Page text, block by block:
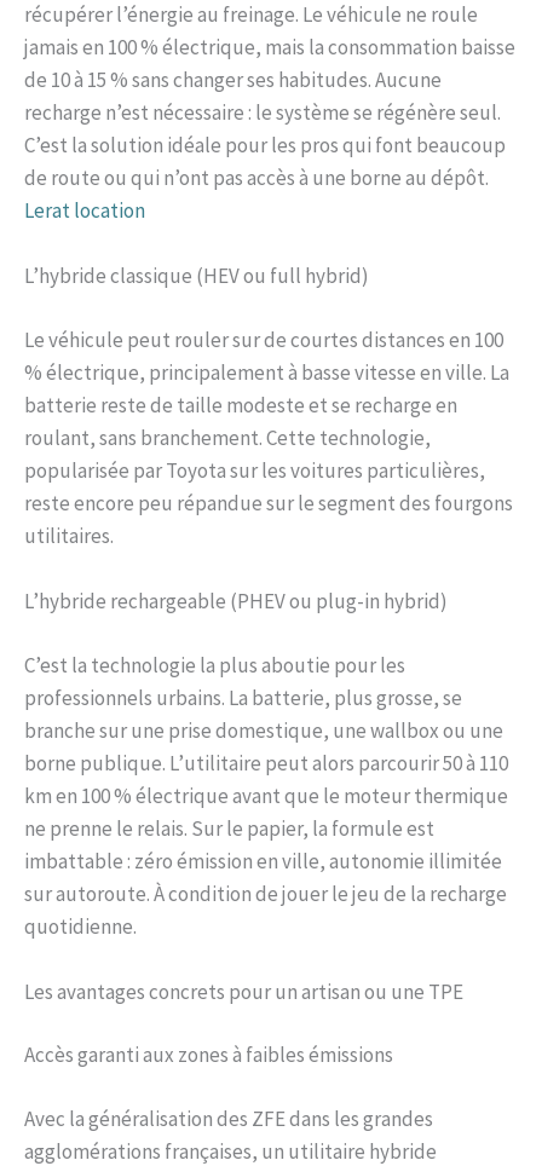
récupérer l’énergie au freinage. Le véhicule ne roule
jamais en 100 % électrique, mais la consommation baisse
de 10 à 15 % sans changer ses habitudes. Aucune
recharge n’est nécessaire : le système se régénère seul.
C’est la solution idéale pour les pros qui font beaucoup
de route ou qui n’ont pas accès à une borne au dépôt.
Lerat location
L’hybride classique (HEV ou full hybrid)
Le véhicule peut rouler sur de courtes distances en 100
% électrique, principalement à basse vitesse en ville. La
batterie reste de taille modeste et se recharge en
roulant, sans branchement. Cette technologie,
popularisée par Toyota sur les voitures particulières,
reste encore peu répandue sur le segment des fourgons
utilitaires.
L’hybride rechargeable (PHEV ou plug-in hybrid)
C’est la technologie la plus aboutie pour les
professionnels urbains. La batterie, plus grosse, se
branche sur une prise domestique, une wallbox ou une
borne publique. L’utilitaire peut alors parcourir 50 à 110
km en 100 % électrique avant que le moteur thermique
ne prenne le relais. Sur le papier, la formule est
imbattable : zéro émission en ville, autonomie illimitée
sur autoroute. À condition de jouer le jeu de la recharge
quotidienne.
Les avantages concrets pour un artisan ou une TPE
Accès garanti aux zones à faibles émissions
Avec la généralisation des ZFE dans les grandes
agglomérations françaises, un utilitaire hybride